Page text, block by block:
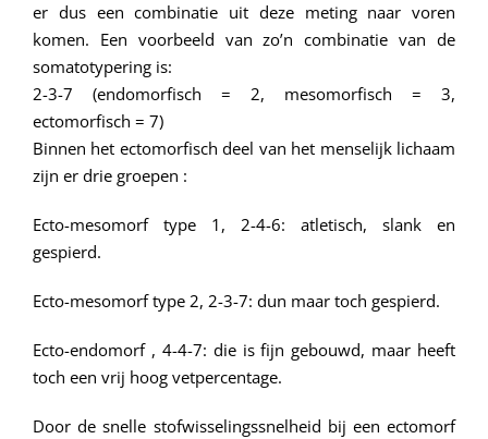
er dus een combinatie uit deze meting naar voren
komen. Een voorbeeld van zo’n combinatie van de
somatotypering is:
2-3-7 (endomorfisch = 2, mesomorfisch = 3,
ectomorfisch = 7)
Binnen het ectomorfisch deel van het menselijk lichaam
zijn er drie groepen :
Ecto-mesomorf type 1, 2-4-6: atletisch, slank en
gespierd.
Ecto-mesomorf type 2, 2-3-7: dun maar toch gespierd.
Ecto-endomorf , 4-4-7: die is fijn gebouwd, maar heeft
toch een vrij hoog vetpercentage.
Door de snelle stofwisselingssnelheid bij een ectomorf